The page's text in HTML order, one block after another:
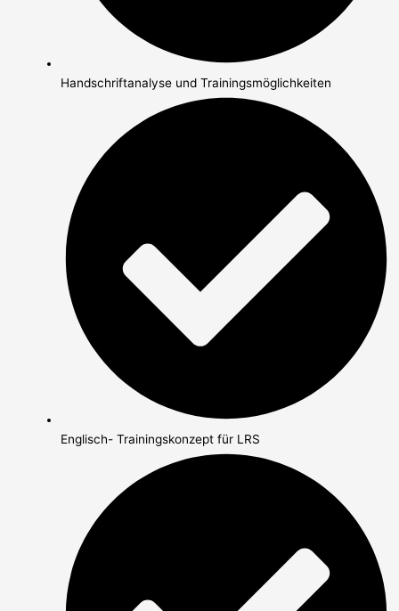
Handschriftanalyse und Trainingsmöglichkeiten
Englisch- Trainingskonzept für LRS